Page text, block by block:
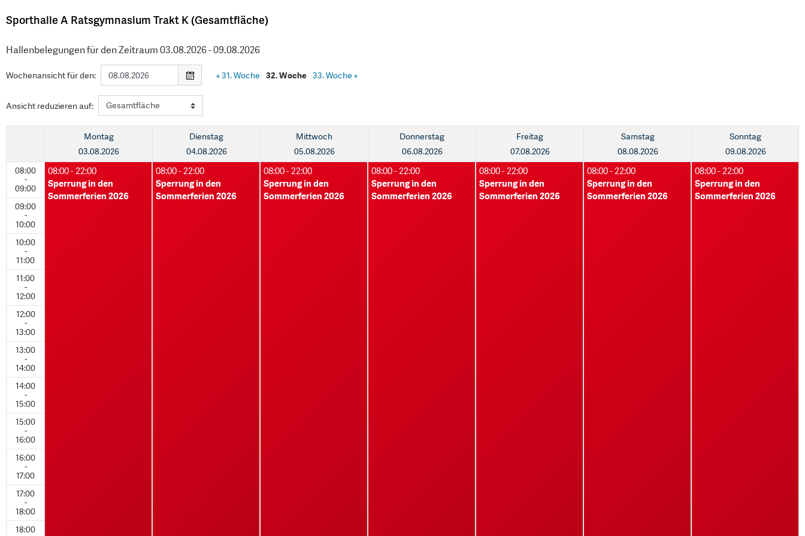
Sporthalle A Ratsgymnasium Trakt K (Gesamtfläche)
Hallenbelegungen für den Zeitraum 03.08.2026 - 09.08.2026
Wochenansicht für den: «31. Woche 32. Woche 33. Woche »
Ansicht reduzieren auf:
08:00
-
09:00
09:00
-
10:00
10:00
-
11:00
11:00
-
12:00
12:00
-
13:00
13:00
-
14:00
14:00
-
15:00
15:00
-
16:00
16:00
-
17:00
17:00
-
18:00
18:00
Montag
03.08.2026
08:00 - 22:00
Sperrung in den
Sommerferien 2026
Dienstag
04.08.2026
08:00 - 22:00
Sperrung in den
Sommerferien 2026
Mittwoch
05.08.2026
08:00 - 22:00
Sperrung in den
Sommerferien 2026
Donnerstag
06.08.2026
08:00 - 22:00
Sperrung in den
Sommerferien 2026
Freitag
07.08.2026
08:00 - 22:00
Sperrung in den
Sommerferien 2026
Samstag
08.08.2026
08:00 - 22:00
Sperrung in den
Sommerferien 2026
Sonntag
09.08.2026
08:00 - 22:00
Sperrung in den
Sommerferien 2026